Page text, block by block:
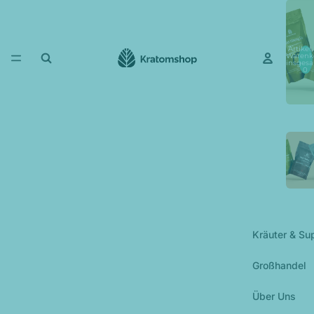
Kräuter &
Großhandel
Über Uns
Artikel
0